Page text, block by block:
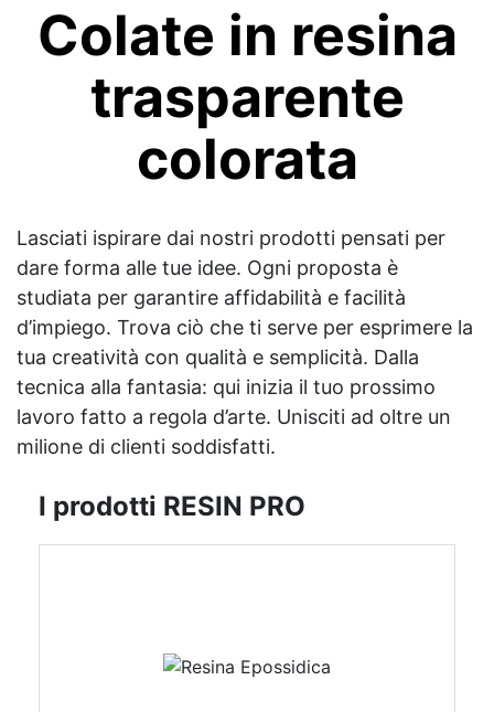
Colate in resina
trasparente
colorata
Lasciati ispirare dai nostri prodotti pensati per
dare forma alle tue idee. Ogni proposta è
studiata per garantire affidabilità e facilità
d’impiego. Trova ciò che ti serve per esprimere la
tua creatività con qualità e semplicità. Dalla
tecnica alla fantasia: qui inizia il tuo prossimo
lavoro fatto a regola d’arte. Unisciti ad oltre un
milione di clienti soddisfatti.
I prodotti RESIN PRO